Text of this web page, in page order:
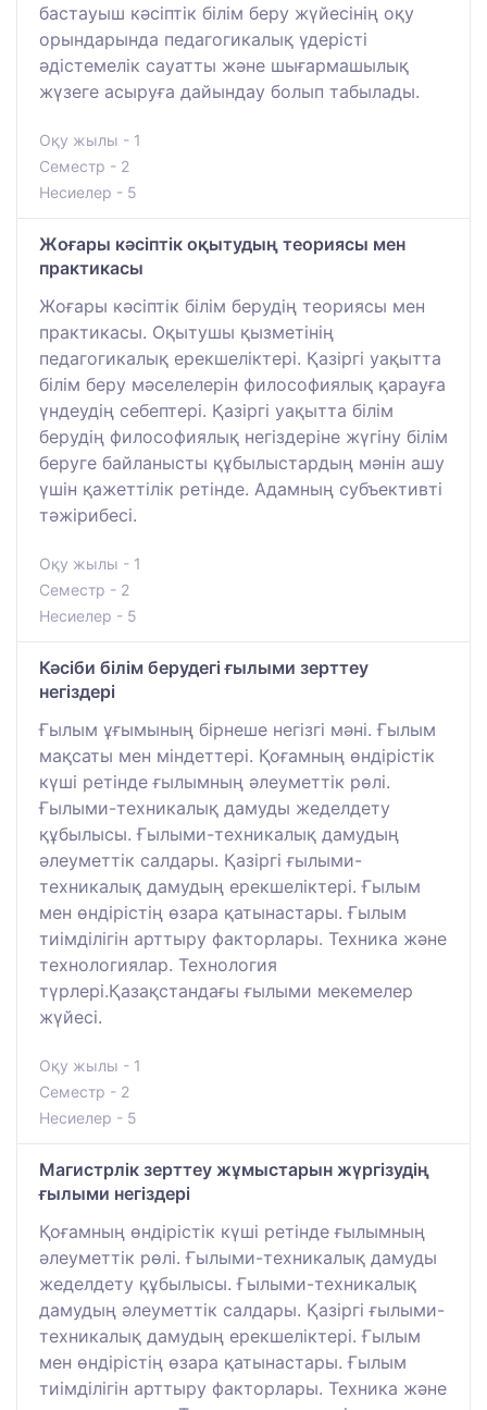
бастауыш кәсіптік білім беру жүйесінің оқу
орындарында педагогикалық үдерісті
әдістемелік сауатты және шығармашылық
жүзеге асыруға дайындау болып табылады.
Оқу жылы - 1
Семестр - 2
Несиелер - 5
Жоғары кәсіптік оқытудың теориясы мен
практикасы
Жоғары кәсіптік білім берудің теориясы мен
практикасы. Оқытушы қызметінің
педагогикалық ерекшеліктері. Қазіргі уақытта
білім беру мәселелерін философиялық қарауға
үндеудің себептері. Қазіргі уақытта білім
берудің философиялық негіздеріне жүгіну білім
беруге байланысты құбылыстардың мәнін ашу
үшін қажеттілік ретінде. Адамның субъективті
тәжірибесі.
Оқу жылы - 1
Семестр - 2
Несиелер - 5
Кәсіби білім берудегі ғылыми зерттеу
негіздері
Ғылым ұғымының бірнеше негізгі мәні. Ғылым
мақсаты мен міндеттері. Қоғамның өндірістік
күші ретінде ғылымның әлеуметтік рөлі.
Ғылыми-техникалық дамуды жеделдету
құбылысы. Ғылыми-техникалық дамудың
әлеуметтік салдары. Қазіргі ғылыми-
техникалық дамудың ерекшеліктері. Ғылым
мен өндірістің өзара қатынастары. Ғылым
тиімділігін арттыру факторлары. Техника және
технологиялар. Технология
түрлері.Қазақстандағы ғылыми мекемелер
жүйесі.
Оқу жылы - 1
Семестр - 2
Несиелер - 5
Магистрлік зерттеу жұмыстарын жүргізудің
ғылыми негіздері
Қоғамның өндірістік күші ретінде ғылымның
әлеуметтік рөлі. Ғылыми-техникалық дамуды
жеделдету құбылысы. Ғылыми-техникалық
дамудың әлеуметтік салдары. Қазіргі ғылыми-
техникалық дамудың ерекшеліктері. Ғылым
мен өндірістің өзара қатынастары. Ғылым
тиімділігін арттыру факторлары. Техника және